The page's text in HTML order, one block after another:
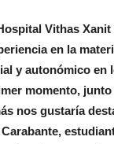
Vithas
en la
y autonómico en
momento,
nos gustaría